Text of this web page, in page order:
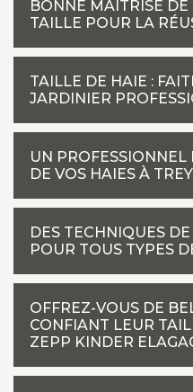
BONNE MAÎTRISE
TAILLE POUR LA
TAILLE DE HAIE :
JARDINIER
UN
DE VOS HAIES À TREY
DES TECHNIQUES
POUR TOUS TYPES
OFFREZ-VOUS DE
CONFIANT LEUR
ZEPP KINDER